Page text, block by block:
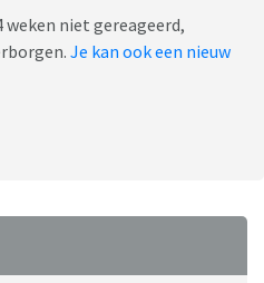
niet gereageerd,
Je kan ook een nieuw